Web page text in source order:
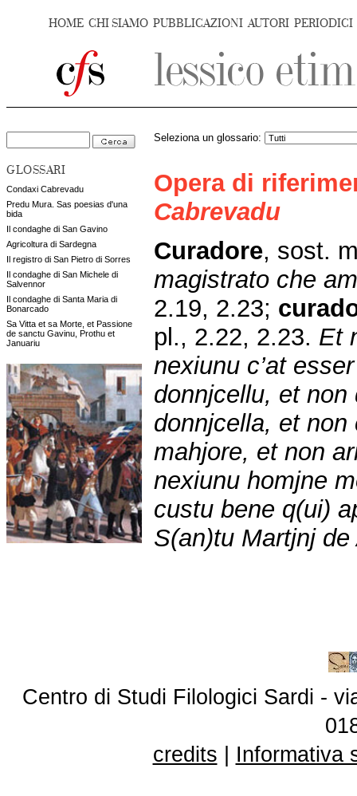
HOME CHI SIAMO PUBBLICAZIONI AUTORI PERIODICI
GLOSSARI
Condaxi Cabrevadu
Predu Mura. Sas poesias d'una
bida
Il condaghe di San Gavino
Agricoltura di Sardegna
Il registro di San Pietro di Sorres
Il condaghe di San Michele di
Salvennor
Il condaghe di Santa Maria di
Bonarcado
Sa Vitta et sa Morte, et Passione
de sanctu Gavinu, Prothu et
Januariu
Seleziona un glossario:
Opera di
Cabrevadu
Curadore, sost.
magistrato che
2.19, 2.23;
pl., 2.22, 2.23. Et
nexiunu c’at
donnjcellu, et non
donnjcella, et
mahjore, et non
nexiunu homjne
custu bene q(ui)
S(an)tu Martjnj
Centro di Studi Filologici Sardi -
credits
Informativa